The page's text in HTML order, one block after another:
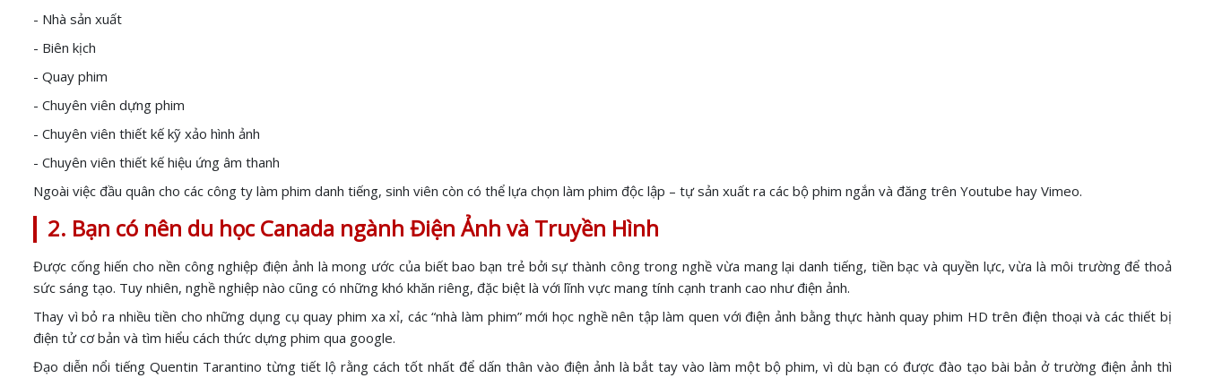
- Nhà sản xuất
- Biên kịch
- Quay phim
- Chuyên viên dựng phim
- Chuyên viên thiết kế kỹ xảo hình ảnh
- Chuyên viên thiết kế hiệu ứng âm thanh
Ngoài việc đầu quân cho các công ty làm phim danh tiếng, sinh viên còn có thể lựa chọn làm phim độc lập – tự sản xuất ra các bộ phim ngắn và đăng trên Youtube hay Vimeo.
2. Bạn có nên du học Canada ngành Điện Ảnh và Truyền Hình
Được cống hiến cho nền công nghiệp điện ảnh là mong ước của biết bao bạn trẻ bởi sự thành công trong nghề vừa mang lại danh tiếng, tiền bạc và quyền lực, vừa là môi trường để thoả
sức sáng tạo. Tuy nhiên, nghề nghiệp nào cũng có những khó khăn riêng, đặc biệt là với lĩnh vực mang tính cạnh tranh cao như điện ảnh.
Thay vì bỏ ra nhiều tiền cho những dụng cụ quay phim xa xỉ, các “nhà làm phim” mới học nghề nên tập làm quen với điện ảnh bằng thực hành quay phim HD trên điện thoại và các thiết bị
điện tử cơ bản và tìm hiểu cách thức dựng phim qua google.
Đạo diễn nổi tiếng Quentin Tarantino từng tiết lộ rằng cách tốt nhất để dấn thân vào điện ảnh là bắt tay vào làm một bộ phim, vì dù bạn có được đào tạo bài bản ở trường điện ảnh thì